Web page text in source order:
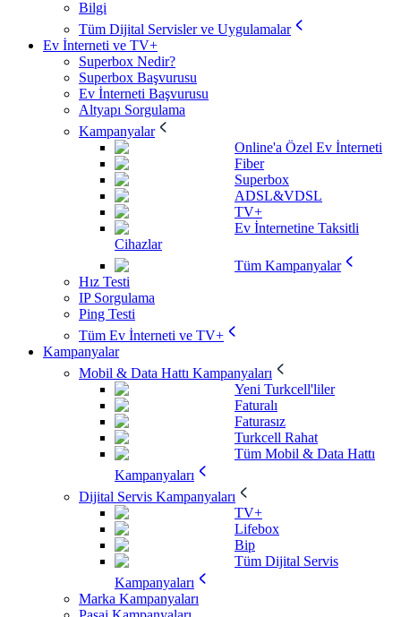
Bilgi
Tüm Dijital Servisler ve Uygulamalar
Ev İnterneti ve TV+
Superbox Nedir?
Superbox Başvurusu
Ev İnterneti Başvurusu
Altyapı Sorgulama
Kampanyalar
Online'a Özel Ev İnterneti
Fiber
Superbox
ADSL&VDSL
TV+
Ev İnternetine Taksitli
Cihazlar
Tüm Kampanyalar
Hız Testi
IP Sorgulama
Ping Testi
Tüm Ev İnterneti ve TV+
Kampanyalar
Mobil & Data Hattı Kampanyaları
Yeni Turkcell'liler
Faturalı
Faturasız
Turkcell Rahat
Tüm Mobil & Data Hattı
Kampanyaları
Dijital Servis Kampanyaları
TV+
Lifebox
Bip
Tüm Dijital Servis
Kampanyaları
Marka Kampanyaları